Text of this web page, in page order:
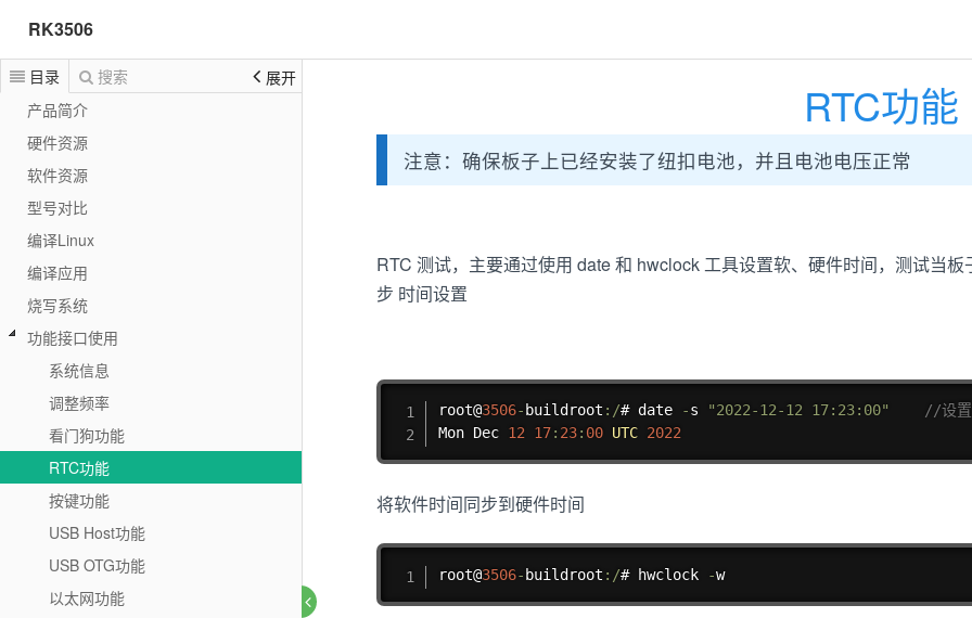
RK3506
目录 搜索
展开
产品简介
硬件资源
软件资源
型号对比
编译Linux
编译应用
烧写系统
功能接口使用
系统信息
调整频率
看门狗功能
RTC功能
按键功能
USB Host功能
USB OTG功能
以太网功能
RTC功能
注意：确保板子上已经安装了纽扣电池，并且电池电压正常
RTC 测试，主要通过使用 date 和 hwclock 工具设置软、硬件时间，测试当
步 时间设置
root@3506- buildroot : /# date -s "2022-12-12 17:23:00"
//设置
Mon Dec 12 17: 23: 00 UTC 2022
将软件时间同步到硬件时间
root@3506-buildroot : /# hwclock -w